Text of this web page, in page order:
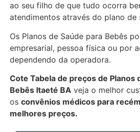
ao seu filho de que tudo ocorra
atendimentos através do plano de
Os Planos de Saúde para Bebês
empresarial, pessoa física ou por
dependendo da operadora.
Cote Tabela de preços de Planos
Bebês Itaeté BA veja o melhor
os convênios médicos para
melhores preços.